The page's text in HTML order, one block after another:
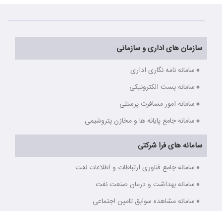
سازمان های اداری و سازمانی
سامانه نامه نگاری اداری
سامانه پست الکترونیکی
سامانه امور مسافرت پرسنلی
سامانه جامع پایانه ها و مخازن پتروشیمی
سامانه های فرا شرکتی
سامانه جامع فناوری ارتباطات و اطلاعات نفت
سامانه بهداشت و درمان صنعت نفت
سامانه مشاهده سوابق تامین اجتماعی